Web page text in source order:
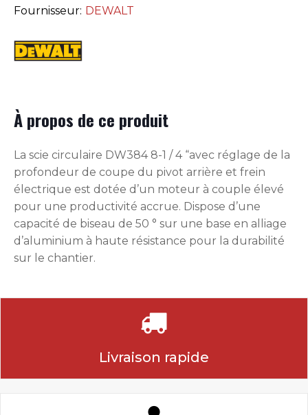
Fournisseur: DEWALT
À propos de ce produit
La scie circulaire DW384 8-1 / 4 “avec réglage de la
profondeur de coupe du pivot arrière et frein
électrique est dotée d’un moteur à couple élevé
pour une productivité accrue. Dispose d’une
capacité de biseau de 50 ° sur une base en alliage
d’aluminium à haute résistance pour la durabilité
sur le chantier.
Livraison rapide